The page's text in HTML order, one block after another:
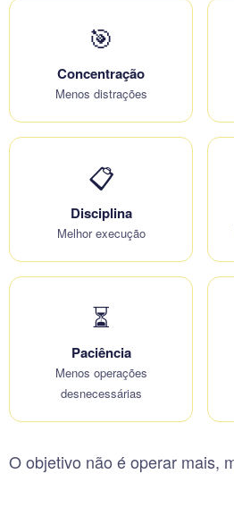
🎯
Concentração
Menos distrações
📋
Disciplina
Melhor execução
⏳
Paciência
Menos operações
desnecessárias
O objetivo não é operar mais,